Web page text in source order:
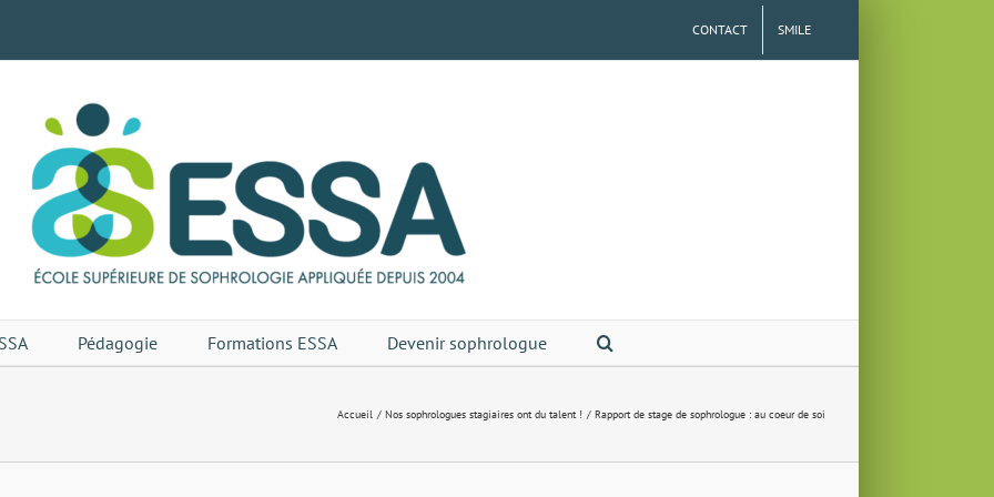
CONTACT SMILE
Pédagogie Formations ESSA Devenir sophrologue
Accueil Nos sophrologues stagiaires ont du talent ! Rapport de stage de sophrologue : au coeur de soi